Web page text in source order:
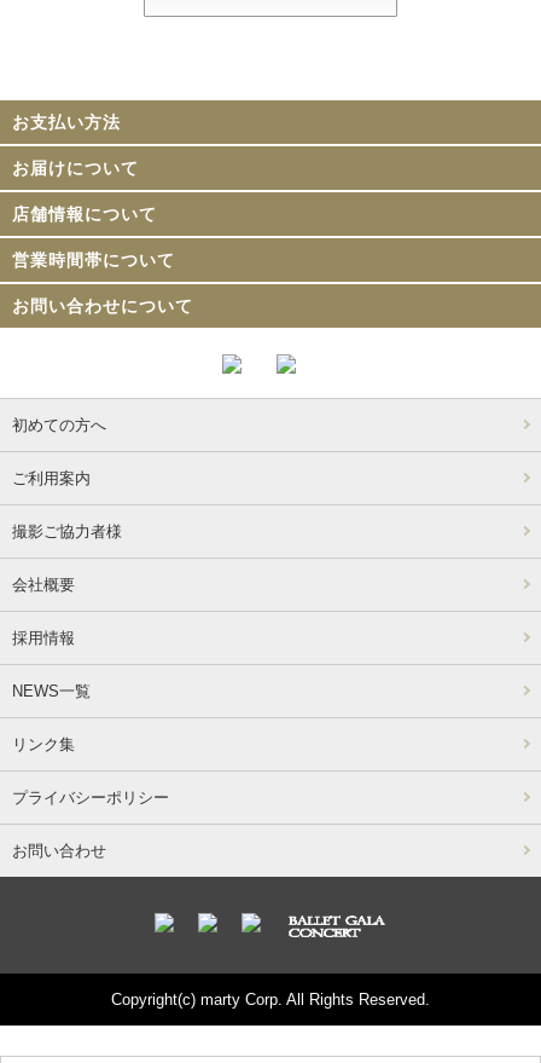
お支払い方法
お届けについて
店舗情報について
営業時間帯について
お問い合わせについて
初めての方へ
ご利用案内
撮影ご協力者様
会社概要
採用情報
NEWS一覧
リンク集
プライバシーポリシー
お問い合わせ
Copyright(c) marty Corp. All Rights Reserved.